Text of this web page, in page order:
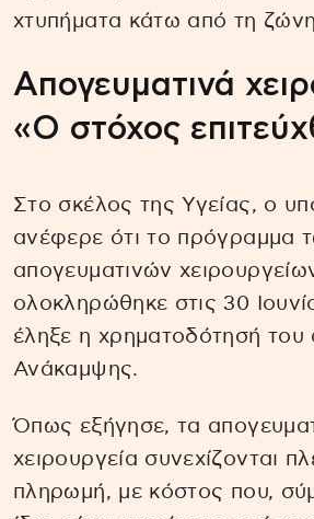
χτυπήματα κάτω από τη
Απογευματινά
«Ο στόχος
Στο σκέλος της Υγείας, ο
ανέφερε ότι το πρόγραμμα
απογευματινών
ολοκληρώθηκε στις 30
έληξε η χρηματοδότησή του
Ανάκαμψης.
Όπως εξήγησε, τα
χειρουργεία συνεχίζονται
πληρωμή, με κόστος που,